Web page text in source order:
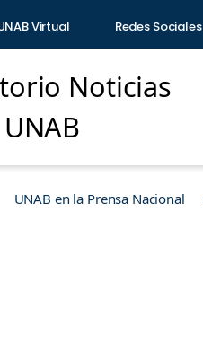
Virtual Redes Sociales
Noticias
UNAB
UNAB en la Prensa Nacional